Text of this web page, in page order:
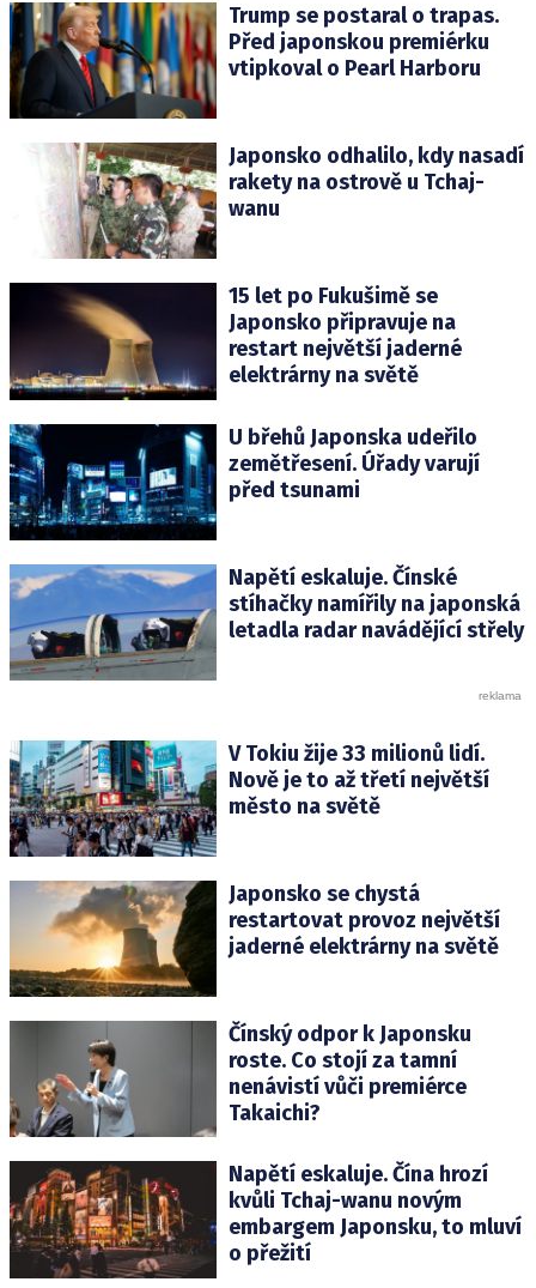
Trump se postaral o trapas.
Před japonskou premiérku
vtipkoval o Pearl Harboru
Japonsko odhalilo, kdy nasadí
rakety na ostrově u Tchaj-
wanu
15 let po Fukušimě se
Japonsko připravuje na
restart největší jaderné
elektrárny na světě
U břehů Japonska udeřilo
zemětřesení. Úřady varují
před tsunami
Napětí eskaluje. Čínské
stíhačky namířily na japonská
letadla radar navádějící střely
V Tokiu žije 33 milionů lidí.
Nově je to až třetí největší
město na světě
Japonsko se chystá
restartovat provoz největší
jaderné elektrárny na světě
Čínský odpor k Japonsku
roste. Co stojí za tamní
nenávistí vůči premiérce
Takaichi?
Napětí eskaluje. Čína hrozí
kvůli Tchaj-wanu novým
embargem Japonsku, to mluví
o přežití